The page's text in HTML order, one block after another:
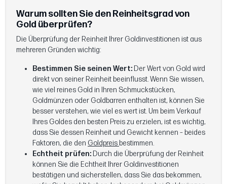
Warum sollten Sie den Reinheitsgrad von
Gold überprüfen?
Die Überprüfung der Reinheit Ihrer Goldinvestitionen ist aus
mehreren Gründen wichtig:
Bestimmen Sie seinen Wert: Der Wert von Gold wird
direkt von seiner Reinheit beeinflusst. Wenn Sie wissen,
wie viel reines Gold in Ihren Schmuckstücken,
Goldmünzen oder Goldbarren enthalten ist, können Sie
besser verstehen, wie viel es wert ist. Um beim Verkauf
Ihres Goldes den besten Preis zu erzielen, ist es wichtig,
dass Sie dessen Reinheit und Gewicht kennen – beides
Faktoren, die den Goldpreis bestimmen.
Echtheit prüfen: Durch die Überprüfung der Reinheit
können Sie die Echtheit Ihrer Goldinvestitionen
bestätigen und sicherstellen, dass Sie das bekommen,